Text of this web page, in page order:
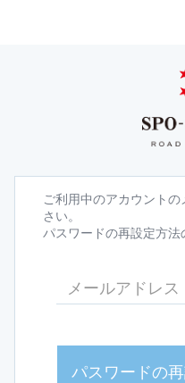
ご利用中のアカウント
さい。
パスワードの再設定方法
パスワードの